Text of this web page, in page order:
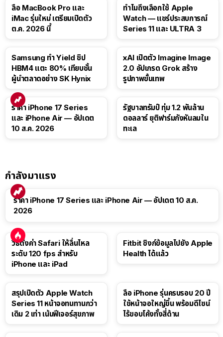
ลือ MacBook Pro และ
iMac รุ่นใหม่ เตรียมเปิดตัว
ต.ค. 2026 นี้
ทำไมถึงเลือกใช้ Apple
Watch — แชร์ประสบการณ์
Series 11 และ ULTRA 3
Samsung ทำ Yield ชิป
HBM4 แตะ 80% เทียบชั้น
ผู้นำตลาดอย่าง SK Hynix
xAI เปิดตัว Imagine Image
2.0 อัปเกรด Grok สร้าง
รูปภาพขั้นเทพ
ราคา iPhone 17 Series
และ iPhone Air — อัปเดต
10 ส.ค. 2026
รัฐบาลทรัมป์ ทุ่ม 1.2 พันล้าน
ดอลลาร์ ยุติฟาร์มกังหันลมใน
ทะเล
กำลังมาแรง
ราคา iPhone 17 Series และ iPhone Air — อัปเดต 10 ส.ค.
2026
วิธีตั้งค่า Safari ให้ลื่นไหล
ระดับ 120 fps สำหรับ
iPhone และ iPad
Fitbit ซิงก์ข้อมูลไปยัง Apple
Health ได้แล้ว
สรุปเปิดตัว Apple Watch
Series 11 หน้าจอทนทานกว่า
เดิม 2 เท่า เน้นฟีเจอร์สุขภาพ
ลือ iPhone รุ่นครบรอบ 20 ปี
ใช้หน้าจอใหญ่ขึ้น พร้อมดีไซน์
ไร้ขอบโค้งทั้งสี่ด้าน